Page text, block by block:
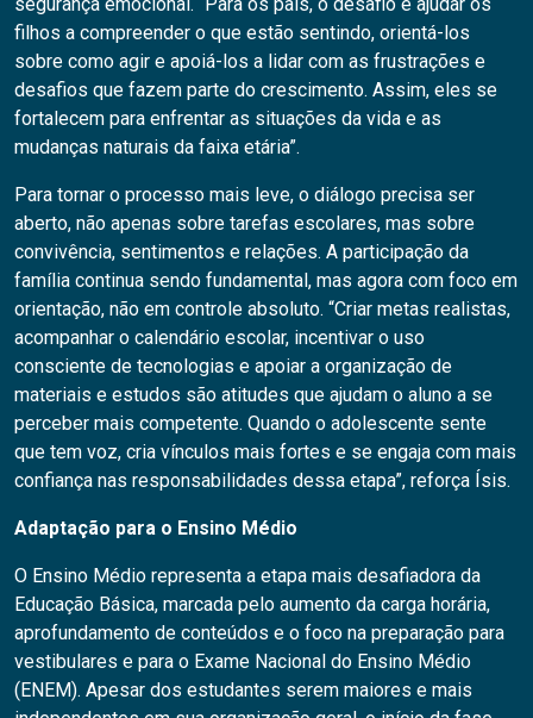
filhos a compreender o que estão sentindo, orientá-los
sobre como agir e apoiá-los a lidar com as frustrações e
desafios que fazem parte do crescimento. Assim, eles se
fortalecem para enfrentar as situações da vida e as
mudanças naturais da faixa etária”.
Para tornar o processo mais leve, o diálogo precisa ser
aberto, não apenas sobre tarefas escolares, mas sobre
convivência, sentimentos e relações. A participação da
família continua sendo fundamental, mas agora com foco em
orientação, não em controle absoluto. “Criar metas realistas,
acompanhar o calendário escolar, incentivar o uso
consciente de tecnologias e apoiar a organização de
materiais e estudos são atitudes que ajudam o aluno a se
perceber mais competente. Quando o adolescente sente
que tem voz, cria vínculos mais fortes e se engaja com mais
confiança nas responsabilidades dessa etapa”, reforça Ísis.
Adaptação para o Ensino Médio
O Ensino Médio representa a etapa mais desafiadora da
Educação Básica, marcada pelo aumento da carga horária,
aprofundamento de conteúdos e o foco na preparação para
vestibulares e para o Exame Nacional do Ensino Médio
(ENEM). Apesar dos estudantes serem maiores e mais